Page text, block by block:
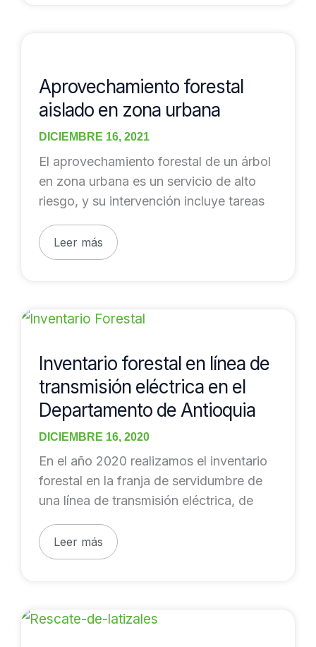
Aprovechamiento forestal
aislado en zona urbana
DICIEMBRE 16, 2021
El aprovechamiento forestal de un árbol
en zona urbana es un servicio de alto
riesgo, y su intervención incluye tareas
aislado
en
zona
urbana
Leer más
Inventario forestal en línea de
transmisión eléctrica en el
Departamento de Antioquia
DICIEMBRE 16, 2020
En el año 2020 realizamos el inventario
forestal en la franja de servidumbre de
una línea de transmisión eléctrica, de
Inventario
de
transmisión
eléctrica
en
Departamento
Antioquia
Leer más
Rescate